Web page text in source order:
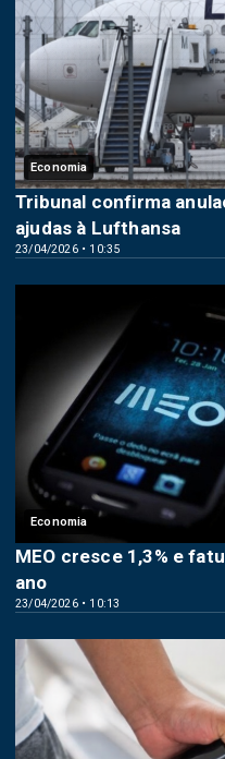
Economia
23/04/2026 • 10:35
Tribunal confirma
ajudas à Lufthansa
Economia
23/04/2026 • 10:13
MEO cresce 1,3% e
ano